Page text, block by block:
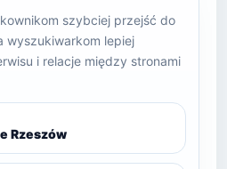
szybciej przejść do
wyszukiwarkom lepiej
i relacje między stronami
Rzeszów